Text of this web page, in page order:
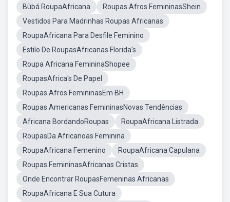
Bùbá RoupaAfricana
Roupas Afros FemininasShein
Vestidos Para Madrinhas Roupas Africanas
RoupaAfricana Para Desfile Feminino
Estilo De RoupasAfricanas Florida's
Roupa Africana FemininaShopee
RoupasAfrica's De Papel
Roupas Afros FemininasEm BH
Roupas Americanas FemininasNovas Tendências
Africana BordandoRoupas
RoupaAfricana Listrada
RoupasDa Africanoas Feminina
RoupaAfricana Femenino
RoupaAfricana Capulana
Roupas FemininasAfricanas Cristas
Onde Encontrar RoupasFemeninas Africanas
RoupaAfricana E Sua Cutura